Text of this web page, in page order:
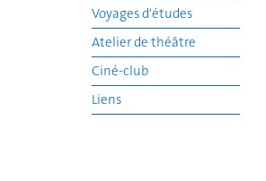
Voyages d'études
Atelier de théâtre
Ciné-club
Liens